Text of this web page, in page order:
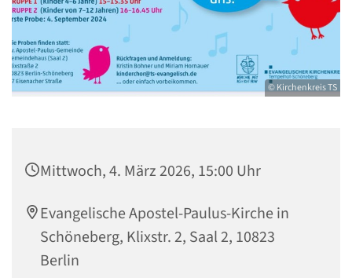
© Kirchenkreis TS
Mittwoch, 4. März 2026, 15:00 Uhr
Evangelische Apostel-Paulus-Kirche in
Schöneberg, Klixstr. 2, Saal 2, 10823
Berlin